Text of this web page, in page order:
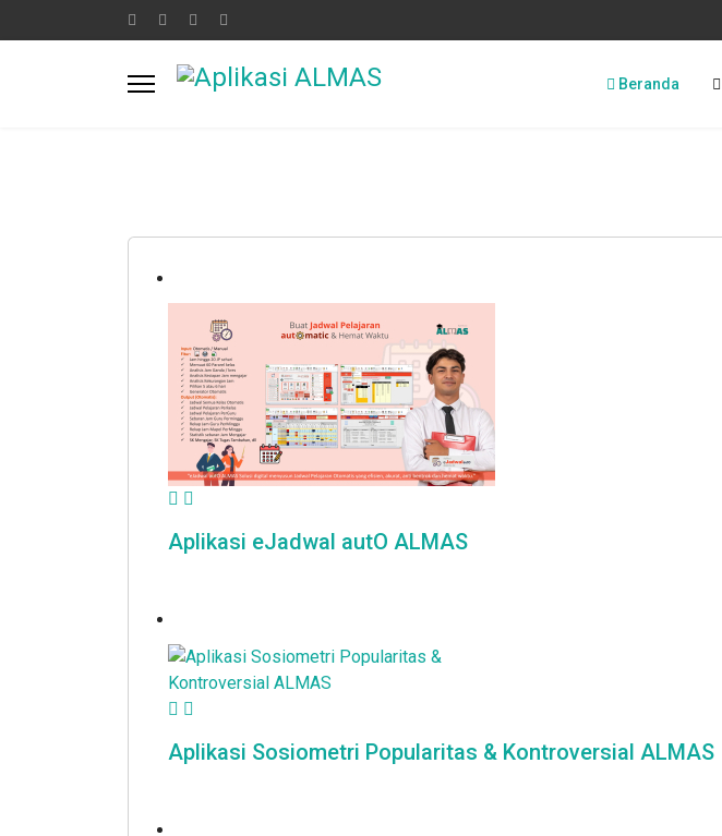
Beranda
Aplikasi eJadwal autO ALMAS
Aplikasi Sosiometri Popularitas & Kontroversial ALMAS